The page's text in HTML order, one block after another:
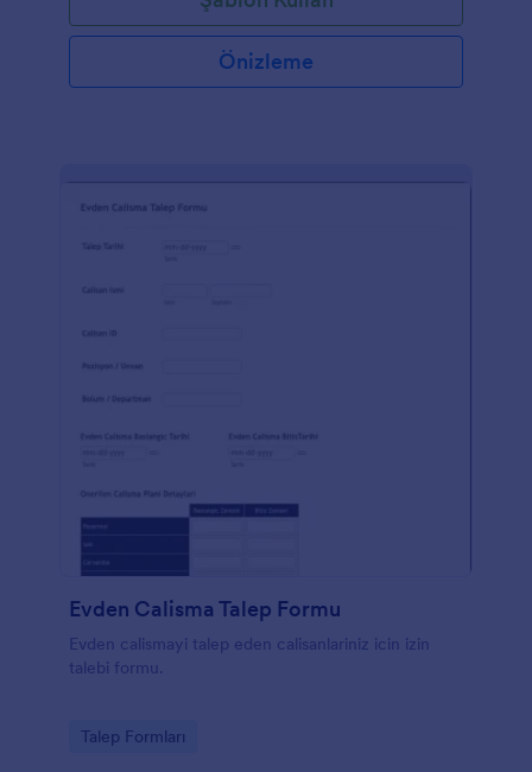
Jotform, Bilgi Talep Formu’nun işlevselliğini ve
becerilerini geliştiren birtakım özellik ve ürün sunar.
Jotform’un kapsamlı alan seçenekleri ve widgetları
sağlar. Tüm bunlara ek olarak, etkili bir elektronik
formlar ve belgeler üzerinde e-imza toplamasına
oluşturulması, kişiselleştirilmesi ve idaresi için
kapsamlı bir çözüm sunarak bilgi toplama sürecini
Önizleme
Evden Calisma Talep Formu
Evden calismayi talep eden calisanlariniz icin izin
talebi formu.
Go to Category:
Talep Formları